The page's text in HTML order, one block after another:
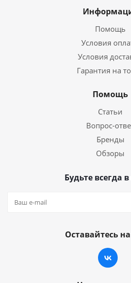
Помощь
Условия
Условия
Гарантия на
Помощь
Статьи
Вопрос-
Бренды
Обзоры
Будьте всегда в
Оставайтесь